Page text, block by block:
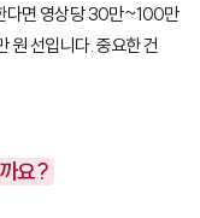
다면 영상당 30만~100만
선입니다. 중요한 건
요?